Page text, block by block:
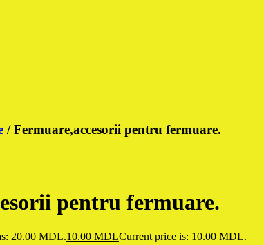
/ Fermuare,accesorii pentru fermuare.
pentru fermuare.
20.00 MDL.10.00 MDLCurrent price is: 10.00 MDL.